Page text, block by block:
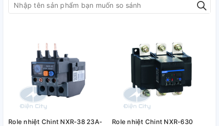
b) Phụ kiện role nhiệt
Role nhiệt Chint NXR-38 23A-
Role nhiệt Chint NXR-630